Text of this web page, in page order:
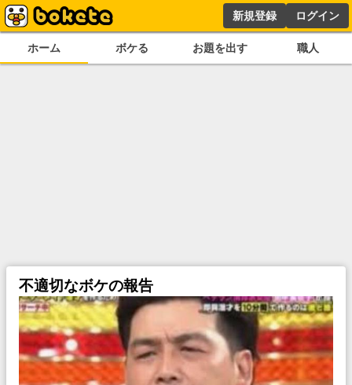
新規登録 ログイン
ホーム ボケる お題を出す 職人
不適切なボケの報告